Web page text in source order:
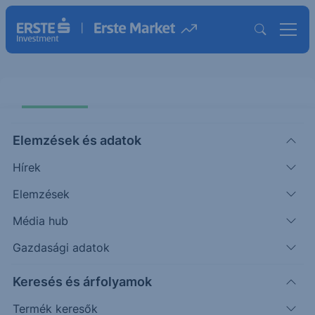
Elemzések és adatok
Hírek
Elemzések
Média hub
Gazdasági adatok
Keresés és árfolyamok
Termék keresők
Erste Bank Protect Express One
Star EU Healthcare EUR II 26-29
ISIN: AT0000A3TF53
Termék működését szemléltető grafikon